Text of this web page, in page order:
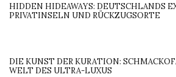
HIDDEN HIDEAWAYS: DEUTSCHLANDS
PRIVATINSELN UND RÜCKZUGSORTE
DIE KUNST DER KURATION:
WELT DES ULTRA-LUXUS